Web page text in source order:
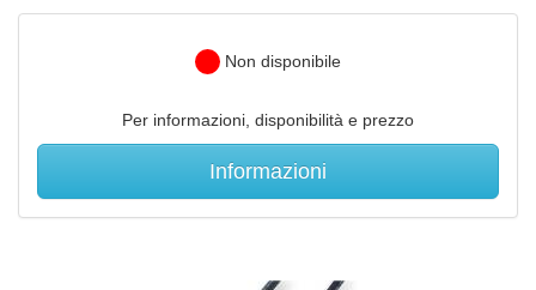
Non disponibile
Per informazioni, disponibilità e prezzo
Informazioni